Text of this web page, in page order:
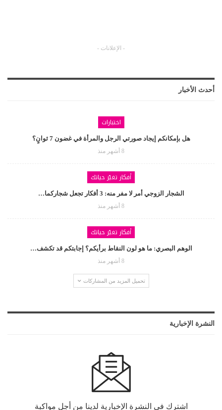
- الإعلانات -
أحدث الأخبار
اختبارات
هل بإمكانكم إيجاد صورتي الرجل والمرأة في غضون 7 ثوانٍ؟
8 أشهر منذ
أفكار تغيّر حياتك
الشجار الزوجي أمر لا مفر منه: 3 أفكار تجعل شجاركما…
8 أشهر منذ
أفكار تغيّر حياتك
الوهم البصري: ما هو لون النقاط برأيكم؟ إجابتكم قد تكشف…
8 أشهر منذ
تحميل المزيد من المشاركات
النشرة الإخبارية
اشترك في النشرة الإخبارية لدينا من أجل مواكبة